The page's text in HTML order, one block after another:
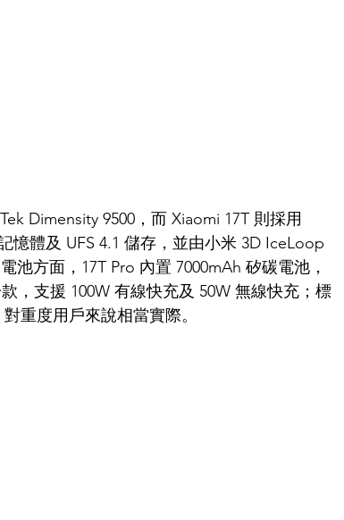
Dimensity 9500，而 Xiaomi 17T 則採用
憶體及 UFS 4.1 儲存，並由小米 3D IceLoop
方面，17T Pro 內置 7000mAh 矽碳電池，
，支援 100W 有線快充及 50W 無線快充；標
重度用戶來說相當實際。